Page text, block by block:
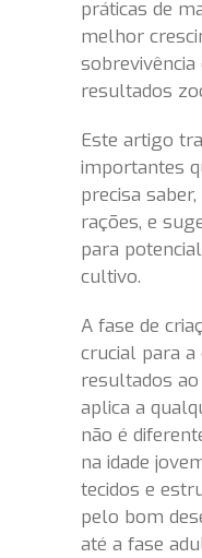
práticas de
melhor
resultados
Este artigo
importantes
precisa
rações, e
para
cultivo.
A fase de
crucial para
resultados
aplica a
não é
na idade
tecidos e
pelo bom
até a fase